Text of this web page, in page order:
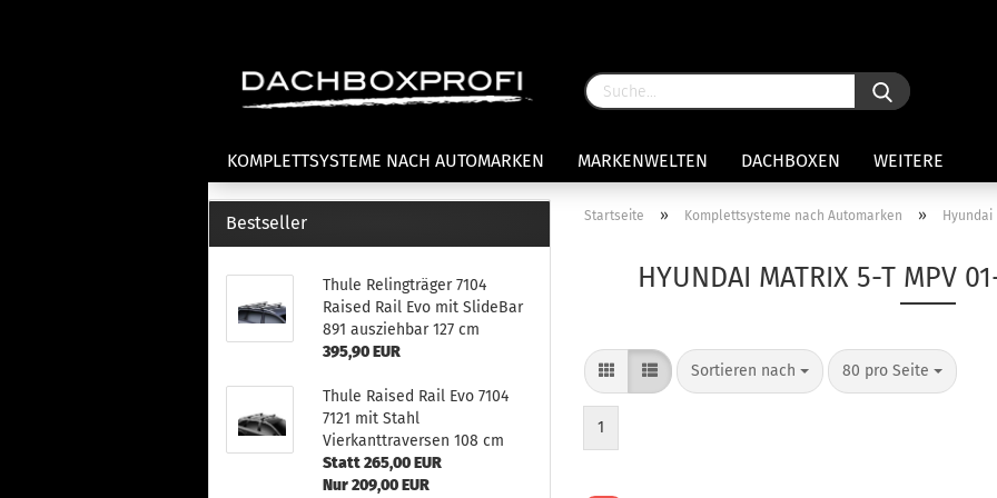
KOMPLETTSYSTEME NACH AUTOMARKEN MARKENWELTEN DACHBOXEN WEITERE
Dachfahrradträger
Heckklappenfahrradträger
Anhängekupplungsträger
Zubehör Fahrradträger
Lastenträgerfüße
Laststreben
Universaltträger Reling
Thule Montagekits 50.. für 7105
Clamp Fußsatz Fahrzeuge mit
Thule Kits 30.. für 753 Fußsatz
Startseite » Komplettsysteme nach Automarken » Hyundai
HYUNDAI MATRIX 5-T MPV
Sortieren nach 80 pro Seite
1
Bestseller
Thule Relingträger 7104
Raised Rail Evo mit SlideBar
891 ausziehbar 127 cm
395,90 EUR
Thule Raised Rail Evo 7104
7121 mit Stahl
Vierkanttraversen 108 cm
Statt 265,00 EUR
Nur 209,00 EUR